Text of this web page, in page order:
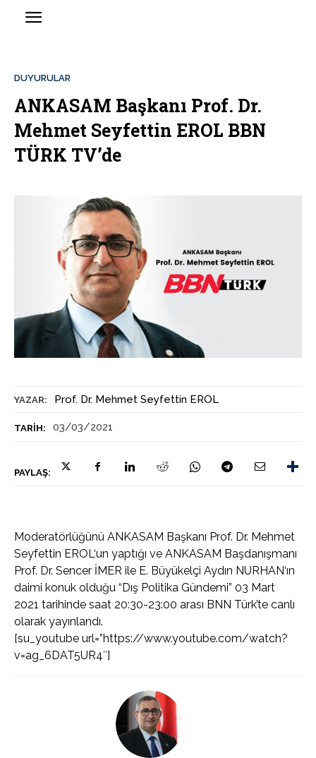
YAZAR: Prof. Dr. Mehmet Seyfettin EROL
TARIH: 03/03/2021
PAYLAŞ:
DUYURULAR
ANKASAM Başkanı Prof. Dr.
Mehmet Seyfettin EROL BBN
TÜRK TV’de
Moderatörlüğünü ANKASAM Başkanı Prof. Dr. Mehmet
Seyfettin EROL‘un yaptığı ve ANKASAM Başdanışmanı
Prof. Dr. Sencer İMER ile E. Büyükelçi Aydın NURHAN‘ın
daimi konuk olduğu “Dış Politika Gündemi” 03 Mart
2021 tarihinde saat 20:30-23:00 arası BNN Türk’te canlı
olarak yayınlandı.
[su_youtube url=”https://www.youtube.com/watch?
v=ag_6DAT5UR4″]